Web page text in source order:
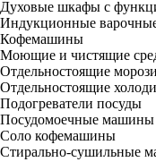
Духовые шкафы с
Индукционные
Кофемашины
Моющие и чистящие
Отдельностоящие
Отдельностоящие
Подогреватели посуды
Посудомоечные машины
Соло кофемашины
Стирально-сушильные